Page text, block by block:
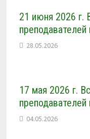
21 июня 2026 г.
преподавателей
28.05.2026
17 мая 2026 г.
преподавателей
04.05.2026